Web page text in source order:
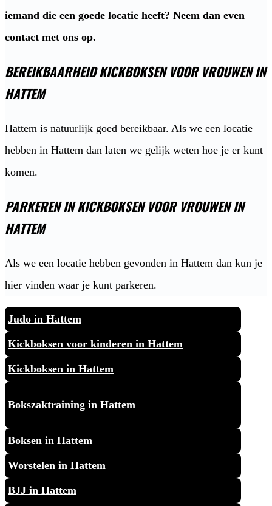
iemand die een goede locatie heeft? Neem dan even
contact met ons op.
BEREIKBAARHEID KICKBOKSEN VOOR VROUWEN IN
HATTEM
Hattem is natuurlijk goed bereikbaar. Als we een locatie
hebben in Hattem dan laten we gelijk weten hoe je er kunt
komen.
PARKEREN IN KICKBOKSEN VOOR VROUWEN IN
HATTEM
Als we een locatie hebben gevonden in Hattem dan kun je
hier vinden waar je kunt parkeren.
Judo in Hattem
Kickboksen voor kinderen in Hattem
Kickboksen in Hattem
Bokszaktraining in Hattem
Boksen in Hattem
Worstelen in Hattem
BJJ in Hattem